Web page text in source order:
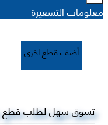
معلومات التسعيرة
أضف قطع اخرى
تسوق سهل لطلب قطع